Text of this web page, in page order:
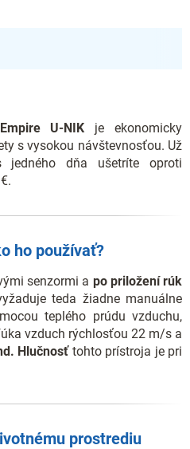
U-NIK je ekonomicky
s vysokou návštevnosťou. Už
dňa ušetríte oproti
ho používať?
senzormi a po priložení rúk
teda žiadne manuálne
teplého prúdu vzduchu,
vzduch rýchlosťou 22 m/s a
Hlučnosťtohto prístroja je pri
prostrediu